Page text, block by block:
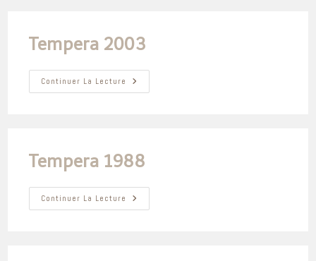
Tempera 2003
Continuer La Lecture Tempera
2003
Tempera 1988
Continuer La Lecture Tempera
1988